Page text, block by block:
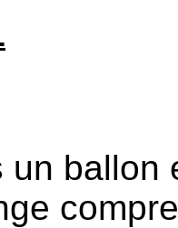
un ballon